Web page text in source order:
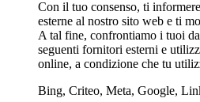
Con il tuo consenso, ti
esterne al nostro sito web e ti
A tal fine, confrontiamo i tuoi
seguenti fornitori esterni e
online, a condizione che tu
Bing, Criteo, Meta, Google,